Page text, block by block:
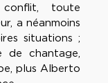
toute
a néanmoins
situations ;
de chantage,
plus Alberto